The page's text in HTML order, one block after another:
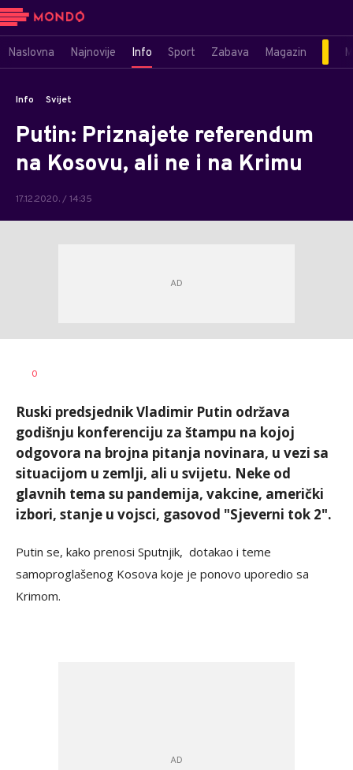
Naslovna Najnovije Info Sport Zabava Magazin
Info Svijet
Putin: Priznajete referendum
na Kosovu, ali ne i na Krimu
17.12.2020. / 14:35
AUTOR
0
Ruski predsjednik Vladimir Putin održava
godišnju konferenciju za štampu na kojoj
odgovora na brojna pitanja novinara, u vezi sa
situacijom u zemlji, ali u svijetu. Neke od
glavnih tema su pandemija, vakcine, američki
izbori, stanje u vojsci, gasovod "Sjeverni tok 2".
Putin se, kako prenosi Sputnjik, dotakao i teme
samoproglašenog Kosova koje je ponovo uporedio sa
Krimom.